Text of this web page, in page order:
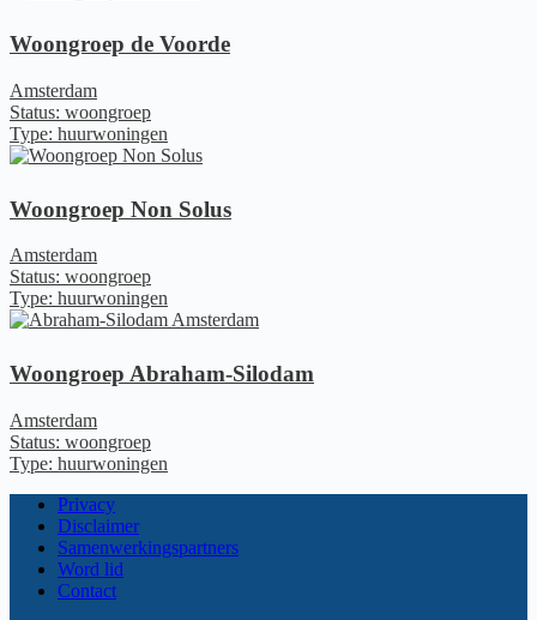
Woongroep de Voorde
Amsterdam
Status: woongroep
Type: huurwoningen
Woongroep Non Solus
Amsterdam
Status: woongroep
Type: huurwoningen
Woongroep Abraham-Silodam
Amsterdam
Status: woongroep
Type: huurwoningen
Privacy
Disclaimer
Samenwerkingspartners
Word lid
Contact